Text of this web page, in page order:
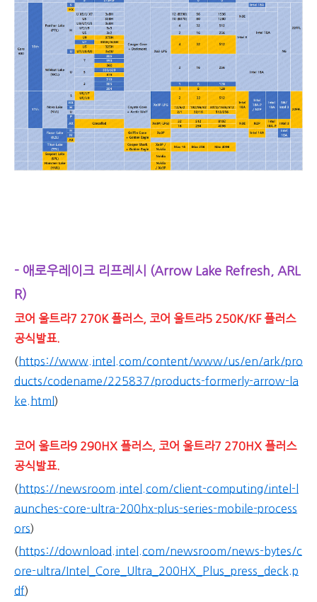
- 애로우레이크 리프레시 (Arrow Lake Refresh, ARL
R)
코어 울트라7 270K 플러스, 코어 울트라5 250K/KF 플러스
공식발표.
( https://www.intel.com/content/www/us/en/ark/pro
ducts/codename/225837/products-formerly-arrow-la
ke.html )
코어 울트라9 290HX 플러스, 코어 울트라7 270HX 플러스
공식발표.
( https://newsroom.intel.com/client-computing/intel-l
aunches-core-ultra-200hx-plus-series-mobile-process
ors)
( https://download.intel.com/newsroom/news-bytes/c
ore-ultra/Intel_Core_Ultra_200HX_Plus_press_deck.p
df)